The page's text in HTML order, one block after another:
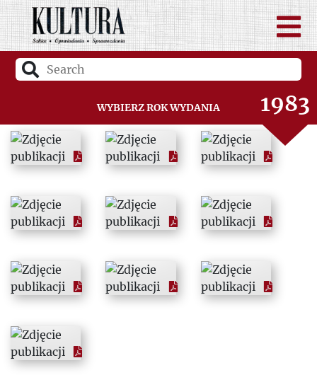
Wybierz rok wydania
1981
1982
1983
1984
1986
1987
1988